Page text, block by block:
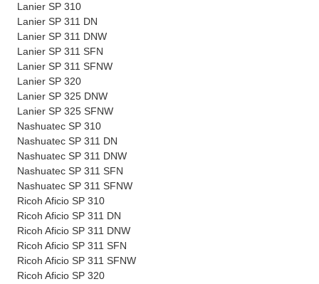
Lanier SP 310
Lanier SP 311 DN
Lanier SP 311 DNW
Lanier SP 311 SFN
Lanier SP 311 SFNW
Lanier SP 320
Lanier SP 325 DNW
Lanier SP 325 SFNW
Nashuatec SP 310
Nashuatec SP 311 DN
Nashuatec SP 311 DNW
Nashuatec SP 311 SFN
Nashuatec SP 311 SFNW
Ricoh Aficio SP 310
Ricoh Aficio SP 311 DN
Ricoh Aficio SP 311 DNW
Ricoh Aficio SP 311 SFN
Ricoh Aficio SP 311 SFNW
Ricoh Aficio SP 320